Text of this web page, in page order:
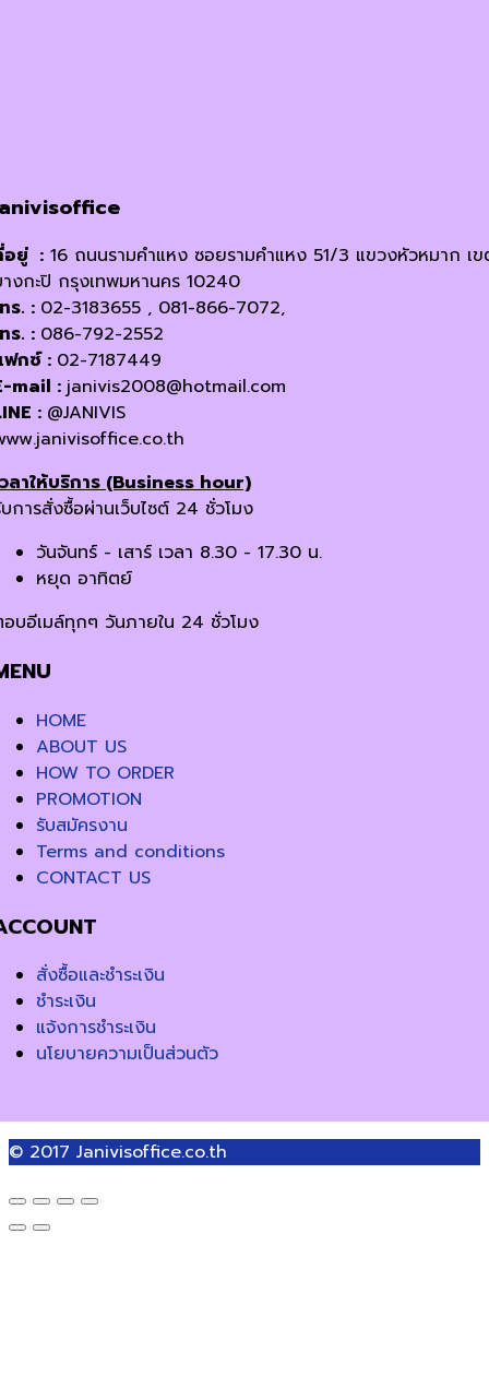
อยู่ : 16 ถนนรามคำแหง ซอยรามคำแหง 51/3 แขวงหัวหมาก เ
งกะปิ กรุงเทพมหานคร 10240
ร. : 02-3183655 , 081-866-7072,
ร. : 086-792-2552
กซ์ : 02-7187449
mail : janivis2008@hotmail.com
: @JANIVIS
ลาให้บริการ (Business hour)
การสั่งซื้อผ่านเว็บไซต์ 24 ชั่วโมง
วันจันทร์ - เสาร์ เวลา 8.30 - 17.30 น.
หยุด อาทิตย์
บอีเมล์ทุกๆ วันภายใน 24 ชั่วโมง
HOME
ABOUT US
HOW TO ORDER
PROMOTION
รับสมัครงาน
Terms and conditions
CONTACT US
สั่งซื้อและชำระเงิน
ชำระเงิน
แจ้งการชำระเงิน
นโยบายความเป็นส่วนตัว
© 2017 Janivisoffice.co.th